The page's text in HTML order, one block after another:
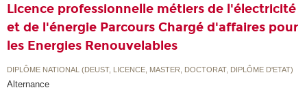
Licence professionnelle métiers de l'électricité
et de l'énergie Parcours Chargé d'affaires pour
les Energies Renouvelables
DIPLÔME NATIONAL (DEUST, LICENCE, MASTER, DOCTORAT, DIPLÔME D'ETAT)
Alternance